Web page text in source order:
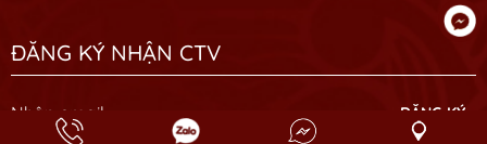
ĐĂNG KÝ NHẬN CTV